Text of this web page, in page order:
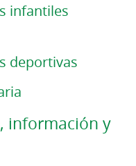
infantiles
deportivas
información y